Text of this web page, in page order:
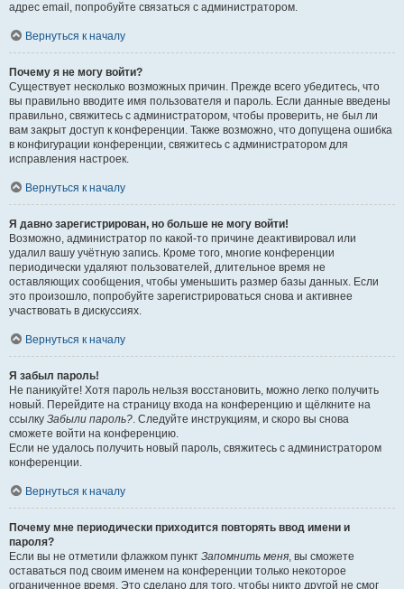
адрес email, попробуйте связаться с администратором.
Вернуться к началу
Почему я не могу войти?
Существует несколько возможных причин. Прежде всего убедитесь, что
вы правильно вводите имя пользователя и пароль. Если данные введены
правильно, свяжитесь с администратором, чтобы проверить, не был ли
вам закрыт доступ к конференции. Также возможно, что допущена ошибка
в конфигурации конференции, свяжитесь с администратором для
исправления настроек.
Вернуться к началу
Я давно зарегистрирован, но больше не могу войти!
Возможно, администратор по какой-то причине деактивировал или
удалил вашу учётную запись. Кроме того, многие конференции
периодически удаляют пользователей, длительное время не
оставляющих сообщения, чтобы уменьшить размер базы данных. Если
это произошло, попробуйте зарегистрироваться снова и активнее
участвовать в дискуссиях.
Вернуться к началу
Я забыл пароль!
Не паникуйте! Хотя пароль нельзя восстановить, можно легко получить
новый. Перейдите на страницу входа на конференцию и щёлкните на
ссылку Забыли пароль?. Следуйте инструкциям, и скоро вы снова
сможете войти на конференцию.
Если не удалось получить новый пароль, свяжитесь с администратором
конференции.
Вернуться к началу
Почему мне периодически приходится повторять ввод имени и
пароля?
Если вы не отметили флажком пункт Запомнить меня, вы сможете
оставаться под своим именем на конференции только некоторое
ограниченное время. Это сделано для того, чтобы никто другой не смог